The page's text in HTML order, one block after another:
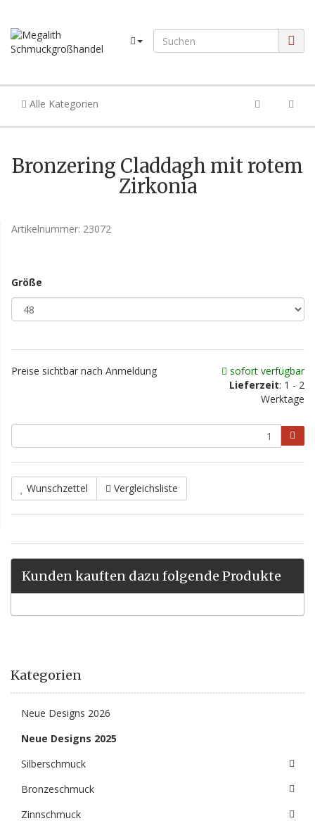
Alle Kategorien
Bronzering Claddagh mit rotem
Zirkonia
Artikelnummer: 23072
Größe
Preise sichtbar nach Anmeldung
sofort verfügbar
Lieferzeit: 1 - 2
Werktage
Wunschzettel Vergleichsliste
Kunden kauften dazu folgende Produkte
Kategorien
Neue Designs 2026
Neue Designs 2025
Silberschmuck
Bronzeschmuck
Zinnschmuck